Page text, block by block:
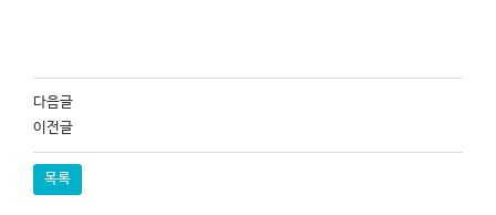
다음글
이전글
목록